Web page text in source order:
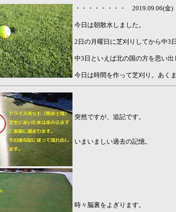
・・・・・・・・ 2019.09.06(
今日は朝散水しました。
2日の月曜日に芝刈りしてから中3
中3日といえば北の国の方を思い出
今日は時間を作って芝刈り。あく
突然ですが、追記です。
いまいましい過去の記憶。
時々脳裏をよぎります。